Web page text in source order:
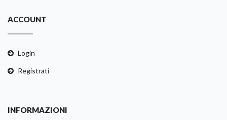
ACCOUNT
Login
Registrati
INFORMAZIONI